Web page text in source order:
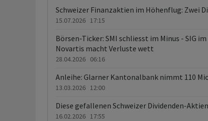
Schweizer Finanzaktien im Höhenflug: Zwei
15.07.2026 17:15
Börsen-Ticker: SMI schliesst im Minus - SIG
Novartis macht Verluste wett
28.04.2026 06:16
Anleihe: Glarner Kantonalbank nimmt 110
13.03.2026 12:00
Diese gefallenen Schweizer Dividenden-
16.02.2026 17:55